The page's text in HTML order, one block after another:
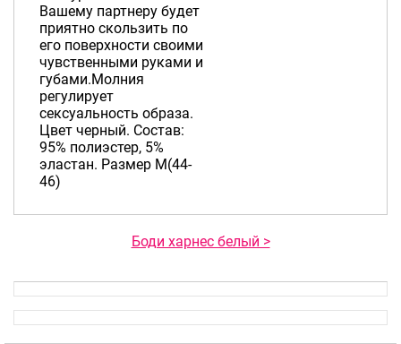
Вашему партнеру будет
приятно скользить по
его поверхности своими
чувственными руками и
губами.Молния
регулирует
сексуальность образа.
Цвет черный. Состав:
95% полиэстер, 5%
эластан. Размер M(44-
46)
Боди харнес белый >